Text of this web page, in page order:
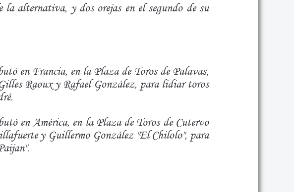
la alternativa, y dos orejas en el segundo de su
en Francia, en la Plaza de Toros de Palavas,
Raoux y Rafael González, para lidiar toros
en América, en la Plaza de Toros de Cutervo
y Guillermo González "El Chilolo", para